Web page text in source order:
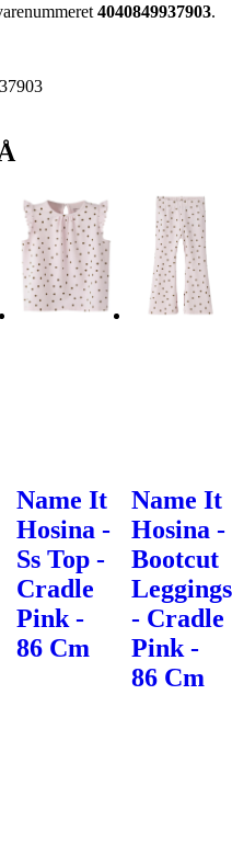
4040849937903.
Name It
Hosina -
Ss Top -
Cradle
Pink -
86 Cm
Name It
Hosina -
Bootcut
Leggings
- Cradle
Pink -
86 Cm